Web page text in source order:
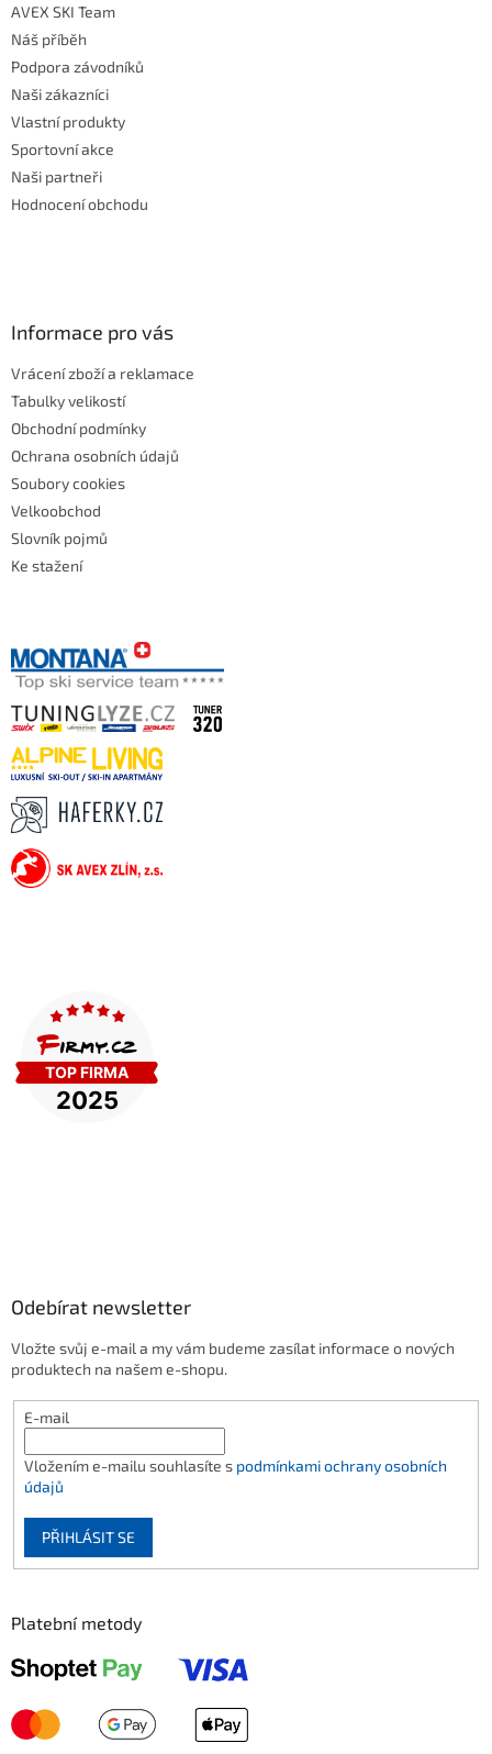
AVEX SKI Team
Náš příběh
Podpora závodníků
Naši zákazníci
Vlastní produkty
Sportovní akce
Naši partneři
Hodnocení obchodu
Informace pro vás
Vrácení zboží a reklamace
Tabulky velikostí
Obchodní podmínky
Ochrana osobních údajů
Soubory cookies
Velkoobchod
Slovník pojmů
Ke stažení
Odebírat newsletter
Vložte svůj e-mail a my vám budeme zasílat informace o nových
produktech na našem e-shopu.
E-mail
Vložením e-mailu souhlasíte s podmínkami ochrany osobních
údajů
PŘIHLÁSIT SE
Platební metody